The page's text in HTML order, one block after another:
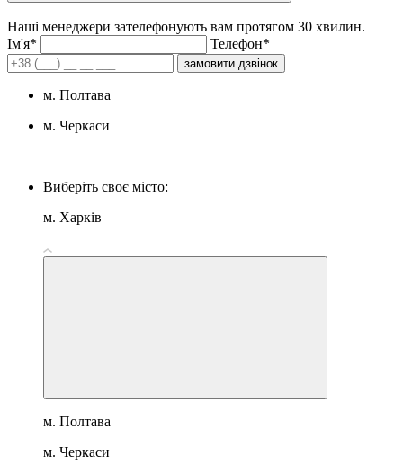
Наші менеджери зателефонують вам протягом 30 хвилин.
Iм'я*
Телефон*
замовити дзвінок
м. Полтава
м. Черкаси
Виберіть своє місто:
м. Харків
м. Полтава
м. Черкаси